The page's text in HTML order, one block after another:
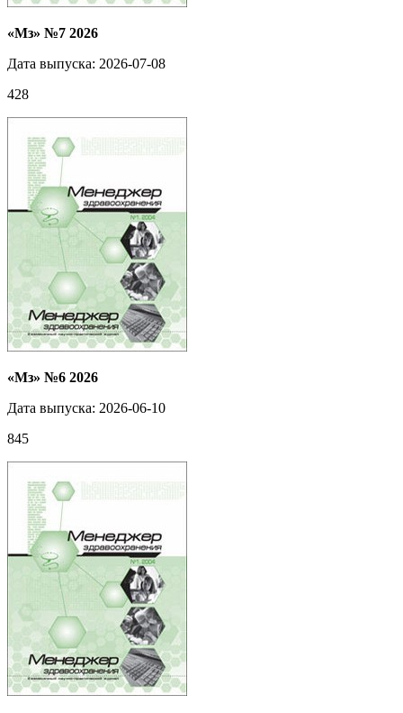
«Мз» №7 2026
Дата выпуска: 2026-07-08
428
«Мз» №6 2026
Дата выпуска: 2026-06-10
845